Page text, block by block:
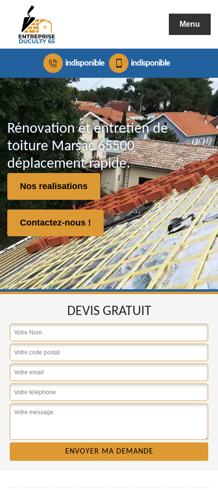
Menu
indisponible indisponible
Rénovation et entretien de
toiture Marsac 65500
déplacement rapide.
Nos realisations
Contactez-nous !
DEVIS GRATUIT